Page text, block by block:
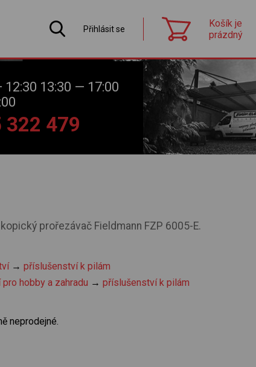
Přihlásit se
Košík je
prázdný
12:30 13:30 — 17:00
322 479
prořezávač Fieldmann FZP 6005-E.
→příslušenství k pilám
hobby a zahradu →příslušenství k pilám
neprodejné.